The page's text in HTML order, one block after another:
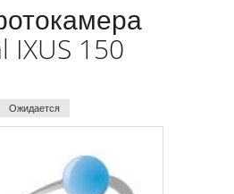
IXUS 150
Ожидается